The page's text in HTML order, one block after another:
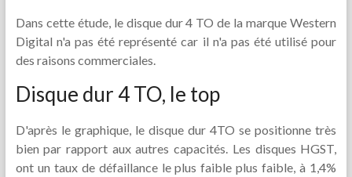
Dans cette étude, le disque dur 4 TO de la marque Western
Digital n'a pas été représenté car il n'a pas été utilisé pour
des raisons commerciales.
Disque dur 4 TO, le top
D'après le graphique, le disque dur 4TO se positionne très
bien par rapport aux autres capacités. Les disques HGST,
ont un taux de défaillance le plus faible plus faible, à 1,4%